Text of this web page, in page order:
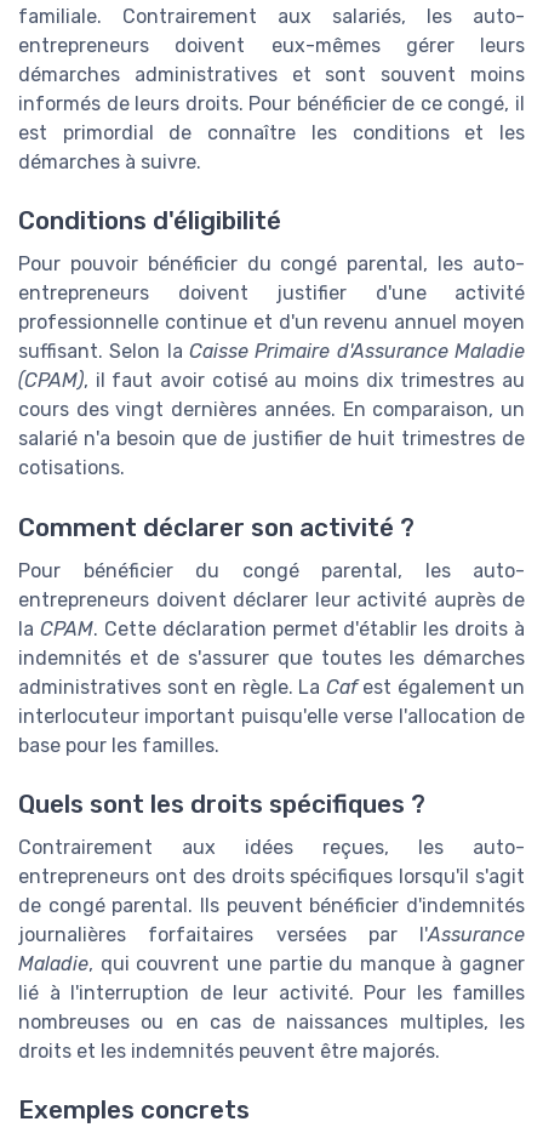
familiale. Contrairement aux salariés, les auto-
entrepreneurs doivent eux-mêmes gérer leurs
démarches administratives et sont souvent moins
informés de leurs droits. Pour bénéficier de ce congé, il
est primordial de connaître les conditions et les
démarches à suivre.
Conditions d'éligibilité
Pour pouvoir bénéficier du congé parental, les auto-
entrepreneurs doivent justifier d'une activité
professionnelle continue et d'un revenu annuel moyen
suffisant. Selon la Caisse Primaire d'Assurance Maladie
(CPAM), il faut avoir cotisé au moins dix trimestres au
cours des vingt dernières années. En comparaison, un
salarié n'a besoin que de justifier de huit trimestres de
cotisations.
Comment déclarer son activité ?
Pour bénéficier du congé parental, les auto-
entrepreneurs doivent déclarer leur activité auprès de
la CPAM. Cette déclaration permet d'établir les droits à
indemnités et de s'assurer que toutes les démarches
administratives sont en règle. La Cafest également un
interlocuteur important puisqu'elle verse l'allocation de
base pour les familles.
Quels sont les droits spécifiques ?
Contrairement aux idées reçues, les auto-
entrepreneurs ont des droits spécifiques lorsqu'il s'agit
de congé parental. Ils peuvent bénéficier d'indemnités
journalières forfaitaires versées par l'Assurance
Maladie, qui couvrent une partie du manque à gagner
lié à l'interruption de leur activité. Pour les familles
nombreuses ou en cas de naissances multiples, les
droits et les indemnités peuvent être majorés.
Exemples concrets